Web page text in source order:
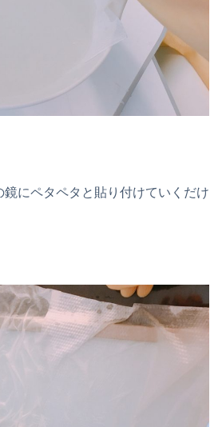
にペタペタと貼り付けていくだけ